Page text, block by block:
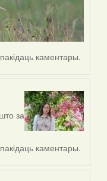
каментары.
за
каментары.